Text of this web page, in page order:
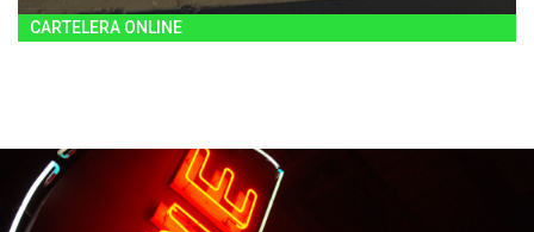
CARTELERA ONLINE